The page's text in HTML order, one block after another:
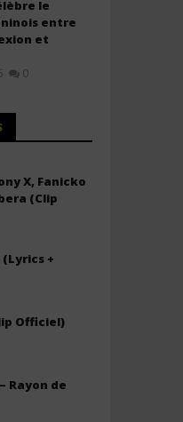
le
entre
et
0
X, Fanicko
(Clip
(Lyrics +
Officiel)
Rayon de